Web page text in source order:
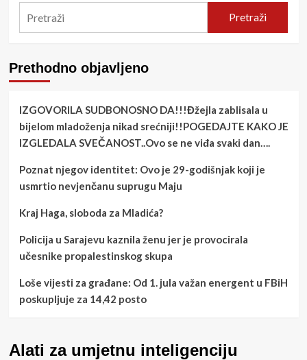
Pretraži
Prethodno objavljeno
IZGOVORILA SUDBONOSNO DA!!!Đžejla zablisala u
bijelom mladoženja nikad srećniji!!POGEDAJTE KAKO JE
IZGLEDALA SVEČANOST..Ovo se ne viđa svaki dan….
Poznat njegov identitet: Ovo je 29-godišnjak koji je
usmrtio nevjenčanu suprugu Maju
Kraj Haga, sloboda za Mladića?
Policija u Sarajevu kaznila ženu jer je provocirala
učesnike propalestinskog skupa
Loše vijesti za građane: Od 1. jula važan energent u FBiH
poskupljuje za 14,42 posto
Alati za umjetnu inteligenciju